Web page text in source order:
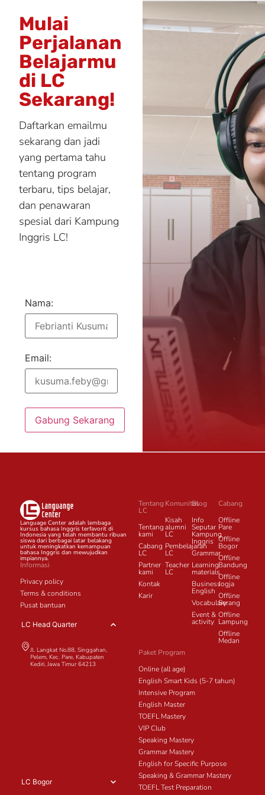
Mulai
Perjalanan
Belajarmu
di LC
Sekarang!
Daftarkan emailmu
sekarang dan jadi
yang pertama tahu
tentang program
terbaru, tips belajar,
dan penawaran
spesial dari Kampung
Inggris LC!
Nama:
Email:
Gabung Sekarang
Language Center adalah lembaga
kursus bahasa Inggris terfavorit di
Indonesia yang telah membantu ribuan
siswa dari berbagai latar belakang
untuk meningkatkan kemampuan
bahasa Inggris dan mewujudkan
impiannya.
Informasi
Privacy policy
Terms & conditions
Pusat bantuan
LC Head Quarter
Jl. Langkat No.88, Singgahan,
Pelem, Kec. Pare, Kabupaten
Kediri, Jawa Timur 64213
LC Bogor
Tentang
LC
Tentang
kami
Cabang
LC
Partner
kami
Kontak
Karir
Komunitas
Kisah
alumni
LC
Pembelajaran
LC
Teacher
LC
Blog
Info
Seputar
Kampung
Inggris
Grammar
Learning
materials
Business
English
Vocabulary
Event &
activity
Cabang
Offline
Pare
Offline
Bogor
Offline
Bandung
Offline
Jogja
Offline
Serang
Offline
Lampung
Offline
Medan
Paket Program
Online (all age)
English Smart Kids (5-7 tahun)
Intensive Program
English Master
TOEFL Mastery
VIP Club
Speaking Mastery
Grammar Mastery
English for Specific Purpose
Speaking & Grammar Mastery
TOEFL Test Preparation